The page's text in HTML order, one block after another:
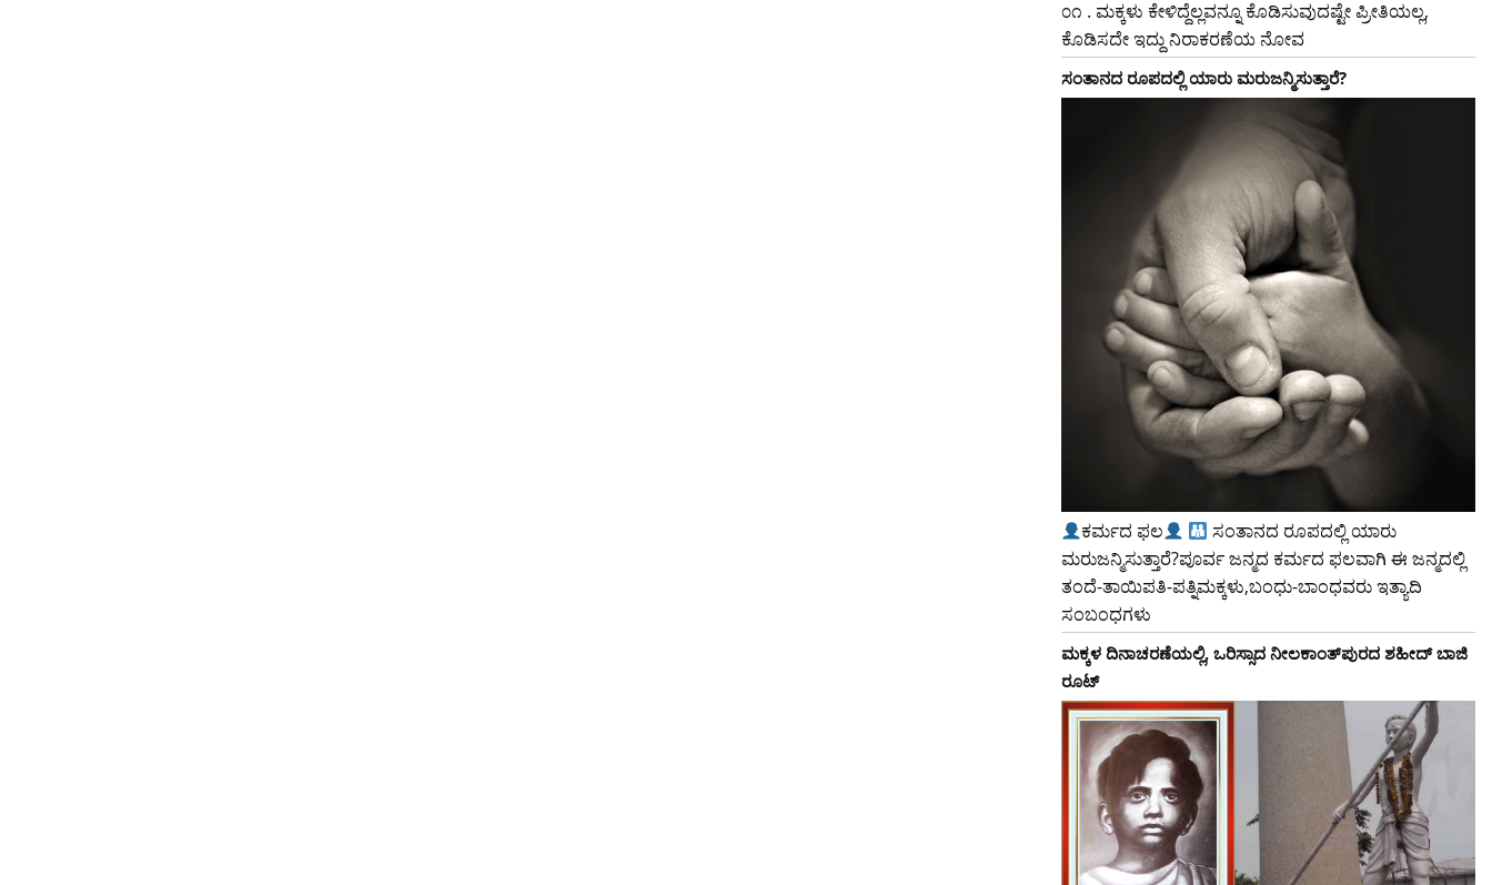
೦೧ . ಮಕ್ಕಳು ಕೇಳಿದ್ದೆಲ್ಲವನ್ನೂ ಕೊಡಿಸುವುದಷ್ಟೇ ಪ್ರೀತಿಯಲ್ಲ,
ಕೊಡಿಸದೇ ಇದ್ದು ನಿರಾಕರಣೆಯ ನೋವ
ಸಂತಾನದ ರೂಪದಲ್ಲಿ ಯಾರು ಮರುಜನ್ಮಿಸುತ್ತಾರೆ?
ಕರ್ಮದ ಫಲ
ಸಂತಾನದ ರೂಪದಲ್ಲಿ ಯಾರು
ಮರುಜನ್ಮಿಸುತ್ತಾರೆ?ಪೂರ್ವ ಜನ್ಮದ ಕರ್ಮದ ಫಲವಾಗಿ ಈ ಜನ್ಮದಲ್ಲಿ
ತಂದೆ-ತಾಯಿಪತಿ-ಪತ್ನಿಮಕ್ಕಳು,ಬಂಧು-ಬಾಂಧವರು ಇತ್ಯಾದಿ
ಸಂಬಂಧಗಳು
ಮಕ್ಕಳ ದಿನಾಚರಣೆಯಲ್ಲಿ, ಒರಿಸ್ಸಾದ ನೀಲಕಾಂತ್‌ಪುರದ ಶಹೀದ್ ಬಾಜಿ
ರೂಟ್